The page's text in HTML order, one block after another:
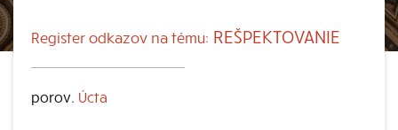
Register odkazov na tému: REŠPEKTOVANIE
porov. Úcta